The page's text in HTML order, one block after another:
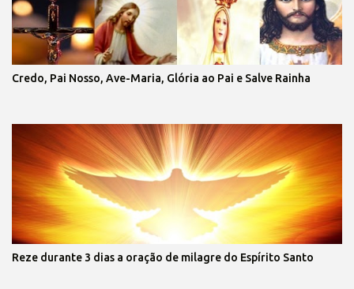
Credo, Pai Nosso, Ave-Maria, Glória ao Pai e Salve Rainha
Reze durante 3 dias a oração de milagre do Espírito Santo